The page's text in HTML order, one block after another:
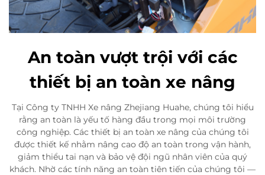
An toàn vượt trội với các
thiết bị an toàn xe nâng
Tại Công ty TNHH Xe nâng Zhejiang Huahe, chúng tôi hiểu
rằng an toàn là yếu tố hàng đầu trong mọi môi trường
công nghiệp. Các thiết bị an toàn xe nâng của chúng tôi
được thiết kế nhằm nâng cao độ an toàn trong vận hành,
giảm thiểu tai nạn và bảo vệ đội ngũ nhân viên của quý
khách. Nhờ các tính năng an toàn tiên tiến của chúng tôi —